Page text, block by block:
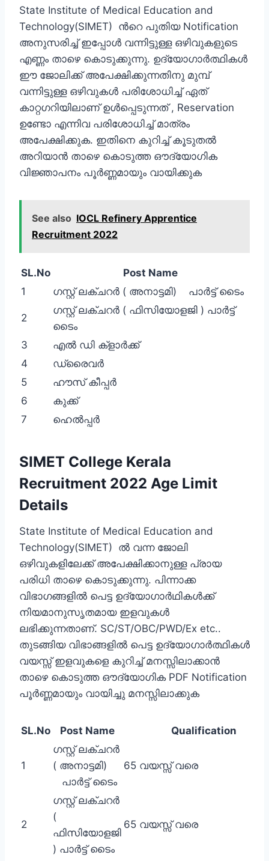
State Institute of Medical Education and
Technology(SIMET) ന്‍റെ പുതിയ Notification
അനുസരിച്ച് ഇപ്പോള്‍ വന്നിട്ടുള്ള ഒഴിവുകളുടെ
എണ്ണം താഴെ കൊടുക്കുന്നു. ഉദ്യോഗാര്‍ത്ഥികള്‍
ഈ ജോലിക്ക് അപേക്ഷിക്കുന്നതിനു മുമ്പ്
വന്നിട്ടുള്ള ഒഴിവുകള്‍ പരിശോധിച്ച് ഏത്
കാറ്റഗറിയിലാണ് ഉള്‍പ്പെടുന്നത് , Reservation
ഉണ്ടോ എന്നിവ പരിശോധിച്ച് മാത്രം
അപേക്ഷിക്കുക. ഇതിനെ കുറിച്ച് കൂടുതല്‍
അറിയാന്‍ താഴെ കൊടുത്ത ഔദ്യോഗിക
വിജ്ഞാപനം പൂര്‍ണ്ണമായും വായിക്കുക
See also IOCL Refinery Apprentice
Recruitment 2022
SL.No
Post Name
1
ഗസ്റ്റ് ലക്ചറർ ( അനാട്ടമി) പാർട്ട് ടൈം
2
ഗസ്റ്റ് ലക്ചറർ ( ഫിസിയോളജി ) പാർട്ട്
ടൈം
3
എൽ ഡി ക്ളാർക്ക്
4
ഡ്രൈവർ
5
ഹൗസ് കീപ്പർ
6
കുക്ക്
7
ഹെൽപ്പർ
SIMET College Kerala
Recruitment 2022 Age Limit
Details
State Institute of Medical Education and
Technology(SIMET) ല്‍ വന്ന ജോലി
ഒഴിവുകളിലേക്ക് അപേക്ഷിക്കാനുള്ള പ്രായ
പരിധി താഴെ കൊടുക്കുന്നു. പിന്നാക്ക
വിഭാഗങ്ങളില്‍ പെട്ട ഉദ്യോഗാര്‍ഥികള്‍ക്ക്
നിയമാനുസൃതമായ ഇളവുകള്‍
ലഭിക്കുന്നതാണ്. SC/ST/OBC/PWD/Ex etc..
തുടങ്ങിയ വിഭാങ്ങളില്‍ പെട്ട ഉദ്യോഗാര്‍ത്ഥികള്‍
വയസ്സ് ഇളവുകളെ കുറിച്ച് മനസ്സിലാക്കാന്‍ ‍
താഴെ കൊടുത്ത ഔദ്യോഗിക PDF Notification
പൂര്‍ണ്ണമായും വായിച്ചു മനസ്സിലാക്കുക
SL.No Post Name Qualification
1
ഗസ്റ്റ് ലക്ചറർ
( അനാട്ടമി)
പാർട്ട് ടൈം
65 വയസ്സ് വരെ
2
ഗസ്റ്റ് ലക്ചറർ
(
ഫിസിയോളജി
) പാർട്ട് ടൈം
65 വയസ്സ് വരെ